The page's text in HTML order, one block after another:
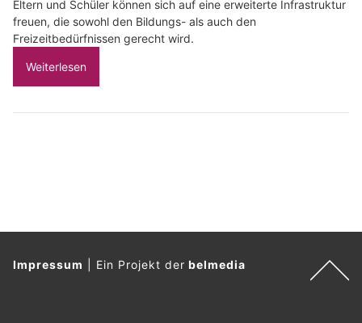
Eltern und Schüler können sich auf eine erweiterte Infrastruktur
freuen, die sowohl den Bildungs- als auch den
Freizeitbedürfnissen gerecht wird.
Weiterlesen
Impressum Ein Projekt derbelmedia